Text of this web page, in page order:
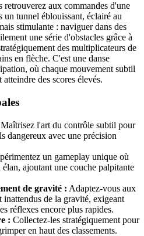
retrouverez aux commandes d'une
tunnel éblouissant, éclairé au
stimulante : naviguer dans des
une série d'obstacles grâce à
des multiplicateurs de
en flèche. C'est une danse
où chaque mouvement subtil
des scores élevés.
Maîtrisez l'art du contrôle subtil pour
dangereux avec une précision
un gameplay unique où
ajoutant une couche palpitante
de gravité : Adaptez-vous aux
inattendus de la gravité, exigeant
réflexes encore plus rapides.
: Collectez-les stratégiquement pour
en haut des classements.